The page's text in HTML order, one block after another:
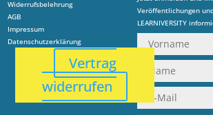
Widerrufsbelehrung
AGB
Impressum
Datenschutzerklärung
Vertrag
widerrufen
Veröffentlichungen
LEARNIVERSITY